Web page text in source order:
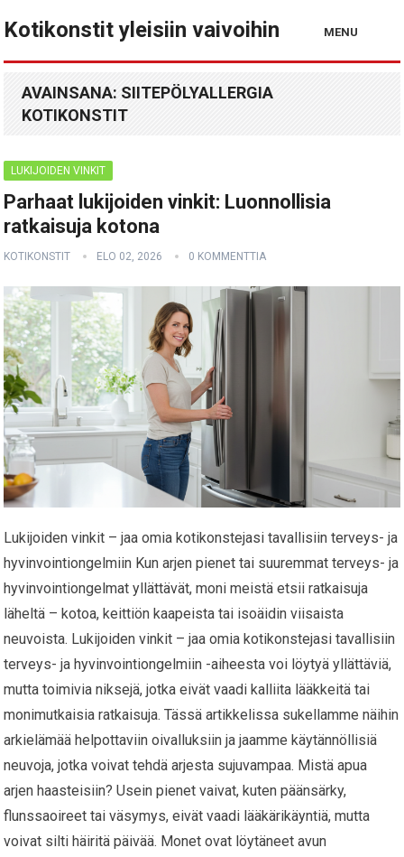
Kotikonstit yleisiin vaivoihin MENU
AVAINSANA: SIITEPÖLYALLERGIA
KOTIKONSTIT
LUKIJOIDEN VINKIT
Parhaat lukijoiden vinkit: Luonnollisia
ratkaisuja kotona
KOTIKONSTIT ELO 02, 2026 0 KOMMENTTIA
Lukijoiden vinkit – jaa omia kotikonstejasi tavallisiin terveys- ja
hyvinvointiongelmiin Kun arjen pienet tai suuremmat terveys- ja
hyvinvointiongelmat yllättävät, moni meistä etsii ratkaisuja
läheltä – kotoa, keittiön kaapeista tai isoäidin viisaista
neuvoista. Lukijoiden vinkit – jaa omia kotikonstejasi tavallisiin
terveys- ja hyvinvointiongelmiin -aiheesta voi löytyä yllättäviä,
mutta toimivia niksejä, jotka eivät vaadi kalliita lääkkeitä tai
monimutkaisia ratkaisuja. Tässä artikkelissa sukellamme näihin
arkielämää helpottaviin oivalluksiin ja jaamme käytännöllisiä
neuvoja, jotka voivat tehdä arjesta sujuvampaa. Mistä apua
arjen haasteisiin? Usein pienet vaivat, kuten päänsärky,
flunssaoireet tai väsymys, eivät vaadi lääkärikäyntiä, mutta
voivat silti häiritä päivää. Monet ovat löytäneet avun